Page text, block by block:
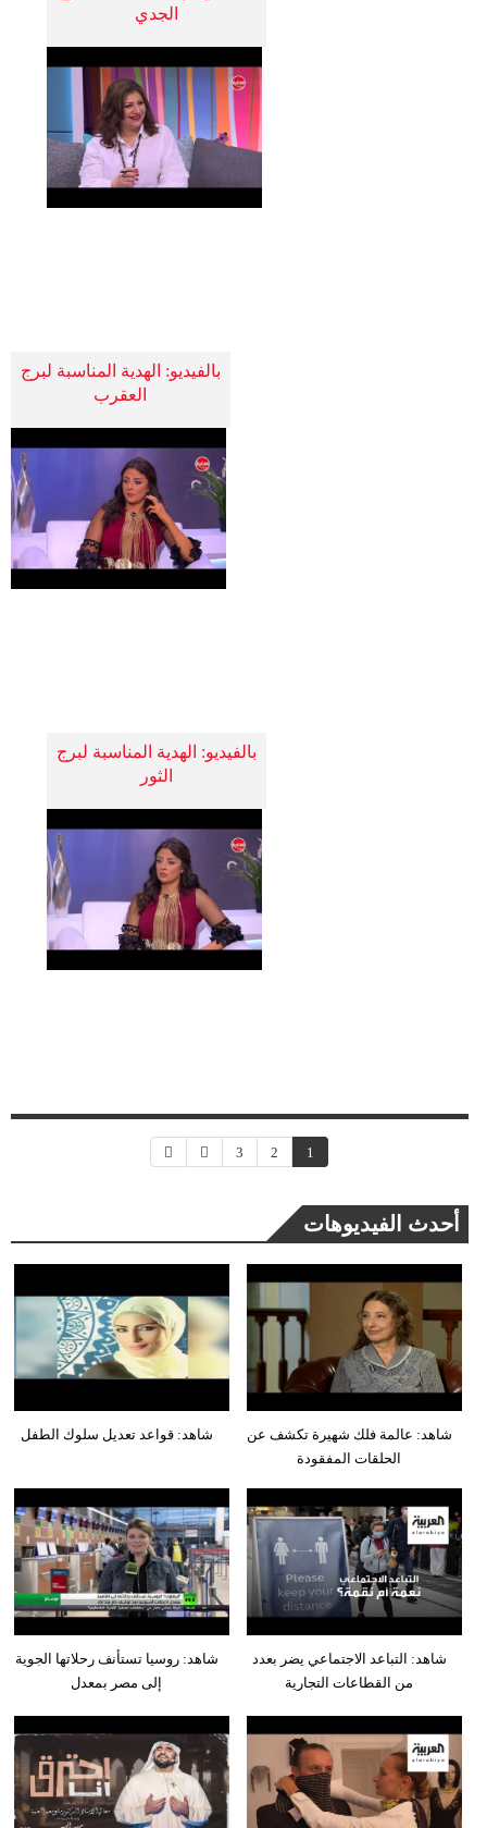
الجدي
بالفيديو: الهدية المناسبة لبرج
العقرب
بالفيديو: الهدية المناسبة لبرج
الثور
1
2
3
أحدث الفيديوهات
شاهد: قواعد تعديل سلوك الطفل
شاهد: عالمة فلك شهيرة تكشف عن
الحلقات المفقودة
شاهد: روسيا تستأنف رحلاتها الجوية
إلى مصر بمعدل
شاهد: التباعد الاجتماعي يضر بعدد
من القطاعات التجارية